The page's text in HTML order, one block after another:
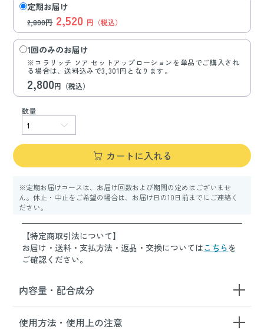
定期お届け
2,800円 2,520 円（税込）
1回のみのお届け
※コラリッチ ソア セットアップローションを単品でご購入され
る場合は、送料込みで3,301円となります。
2,800円（税込）
数量
カートに入れる
※定期お届けコースは、お届け回数および期間の定めはございませ
ん。休止・中止をご希望の場合は、お届け日の10日前までにご連絡く
ださい。
【特定商取引法について】
お届け・送料・支払方法・返品・交換についてはこちらを
ご確認ください。
内容量・配合成分
使用方法・使用上の注意